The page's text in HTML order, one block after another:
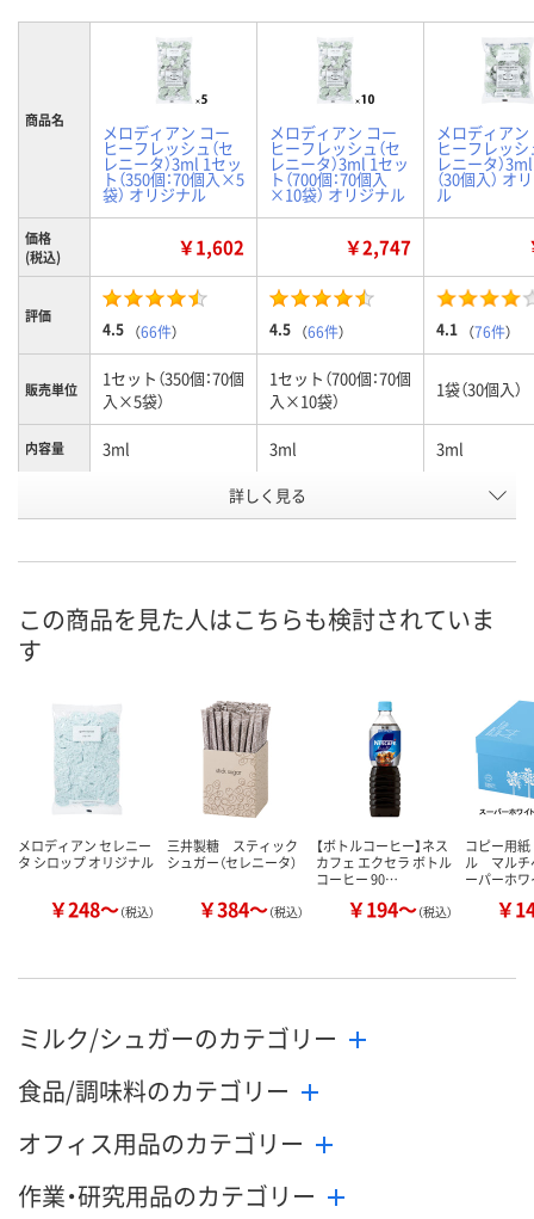
商品名
メロディアン コー
ヒーフレッシュ（セ
レニータ）3ml 1セッ
ト（350個：70個入×5
袋） オリジナル
メロディアン コー
ヒーフレッシュ（セ
レニータ）3ml 1セッ
ト（700個：70個入
×10袋） オリジナル
メロディアン
ヒーフレッシ
レニータ）
（30個入） オ
ル
価格
(税込)
￥1,602 ￥2,747
評価
4.5 （66件） 4.5 （66件） 4.1 （76件）
販売単位
1セット（350個：70個
入×5袋）
1セット（700個：70個
入×10袋）
1袋（30個入）
内容量 3ml 3ml 3ml
P232604 P232172
8月10日（月）
カゴへ カゴへ カ
詳しく見る
この商品を見た人はこちらも検討されていま
す
メロディアン セレニー
タ シロップ オリジナル
￥248～（税込）
三井製糖 スティック
シュガー（セレニータ）
￥384～（税込）
【ボトルコーヒー】ネス
カフェ エクセラ ボトル
コーヒー 90…
￥194～（税込）
コピー用
ル マルチ
ーパーホワ
￥
ミルク/シュガーのカテゴリー
食品/調味料のカテゴリー
オフィス用品のカテゴリー
作業・研究用品のカテゴリー